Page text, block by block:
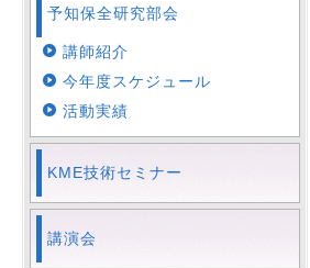
予知保全研究部会
講師紹介
今年度スケジュール
活動実績
KME技術セミナー
講演会